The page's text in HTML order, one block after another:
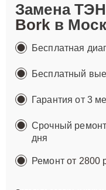
Замена ТЭН
Borkв
Бесплатная
Бесплатный
Гарантия от 3
Срочный ремонт
дня
Ремонтот 2800